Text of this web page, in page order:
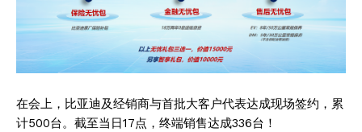
在会上，比亚迪及经销商与首批大客户代表达成现场签约，累
计500台。截至当日17点，终端销售达成336台！